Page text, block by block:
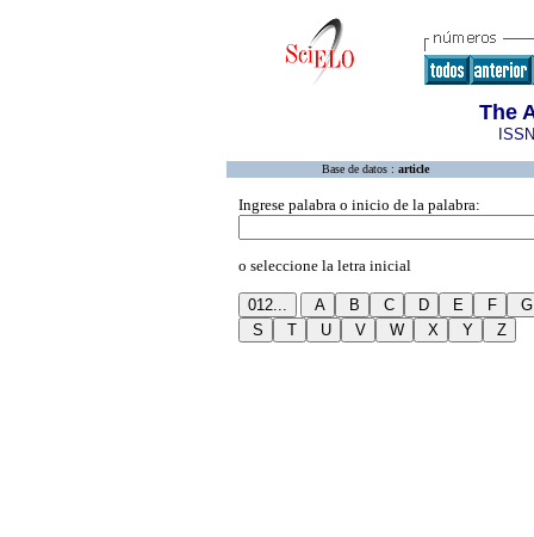
The
Base de datos : article
Ingrese palabra o inicio de la palabra:
o seleccione la letra inicial